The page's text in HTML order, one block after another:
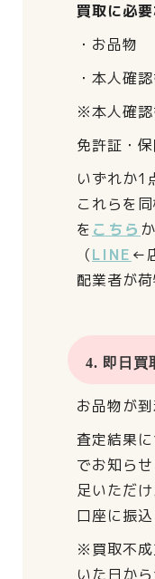
買取に必
・お品物
・本人確
※本人確認
免許証・
いずれか1
これらを
を こちら
（LINE ←
配業者が荷
4. 即日買
お品物が到
査定結果
でお知らせ
足いただけ
口座に振込
※買取不成
いた日から